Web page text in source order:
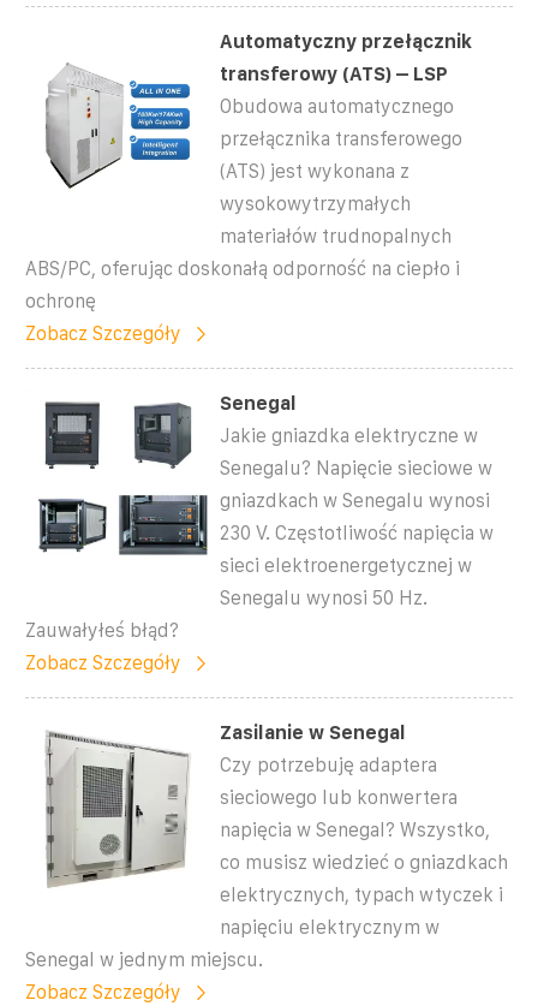
Automatyczny przełącznik
transferowy (ATS) – LSP
Obudowa automatycznego
przełącznika transferowego
(ATS) jest wykonana z
wysokowytrzymałych
materiałów trudnopalnych
ABS/PC, oferując doskonałą odporność na ciepło i
ochronę
Zobacz Szczegóły
Senegal
Jakie gniazdka elektryczne w
Senegalu? Napięcie sieciowe w
gniazdkach w Senegalu wynosi
230 V. Częstotliwość napięcia w
sieci elektroenergetycznej w
Senegalu wynosi 50 Hz.
Zauwałyłeś błąd?
Zobacz Szczegóły
Zasilanie w Senegal
Czy potrzebuję adaptera
sieciowego lub konwertera
napięcia w Senegal? Wszystko,
co musisz wiedzieć o gniazdkach
elektrycznych, typach wtyczek i
napięciu elektrycznym w
Senegal w jednym miejscu.
Zobacz Szczegóły